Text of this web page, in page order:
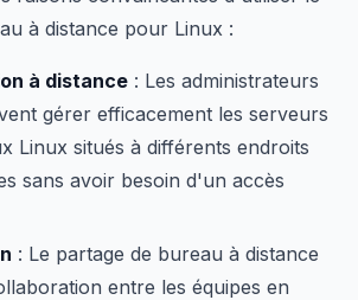
à distance pour Linux :
à distance : Les administrateurs
gérer efficacement les serveurs
Linux situés à différents endroits
sans avoir besoin d'un accès
: Le partage de bureau à distance
entre les équipes en